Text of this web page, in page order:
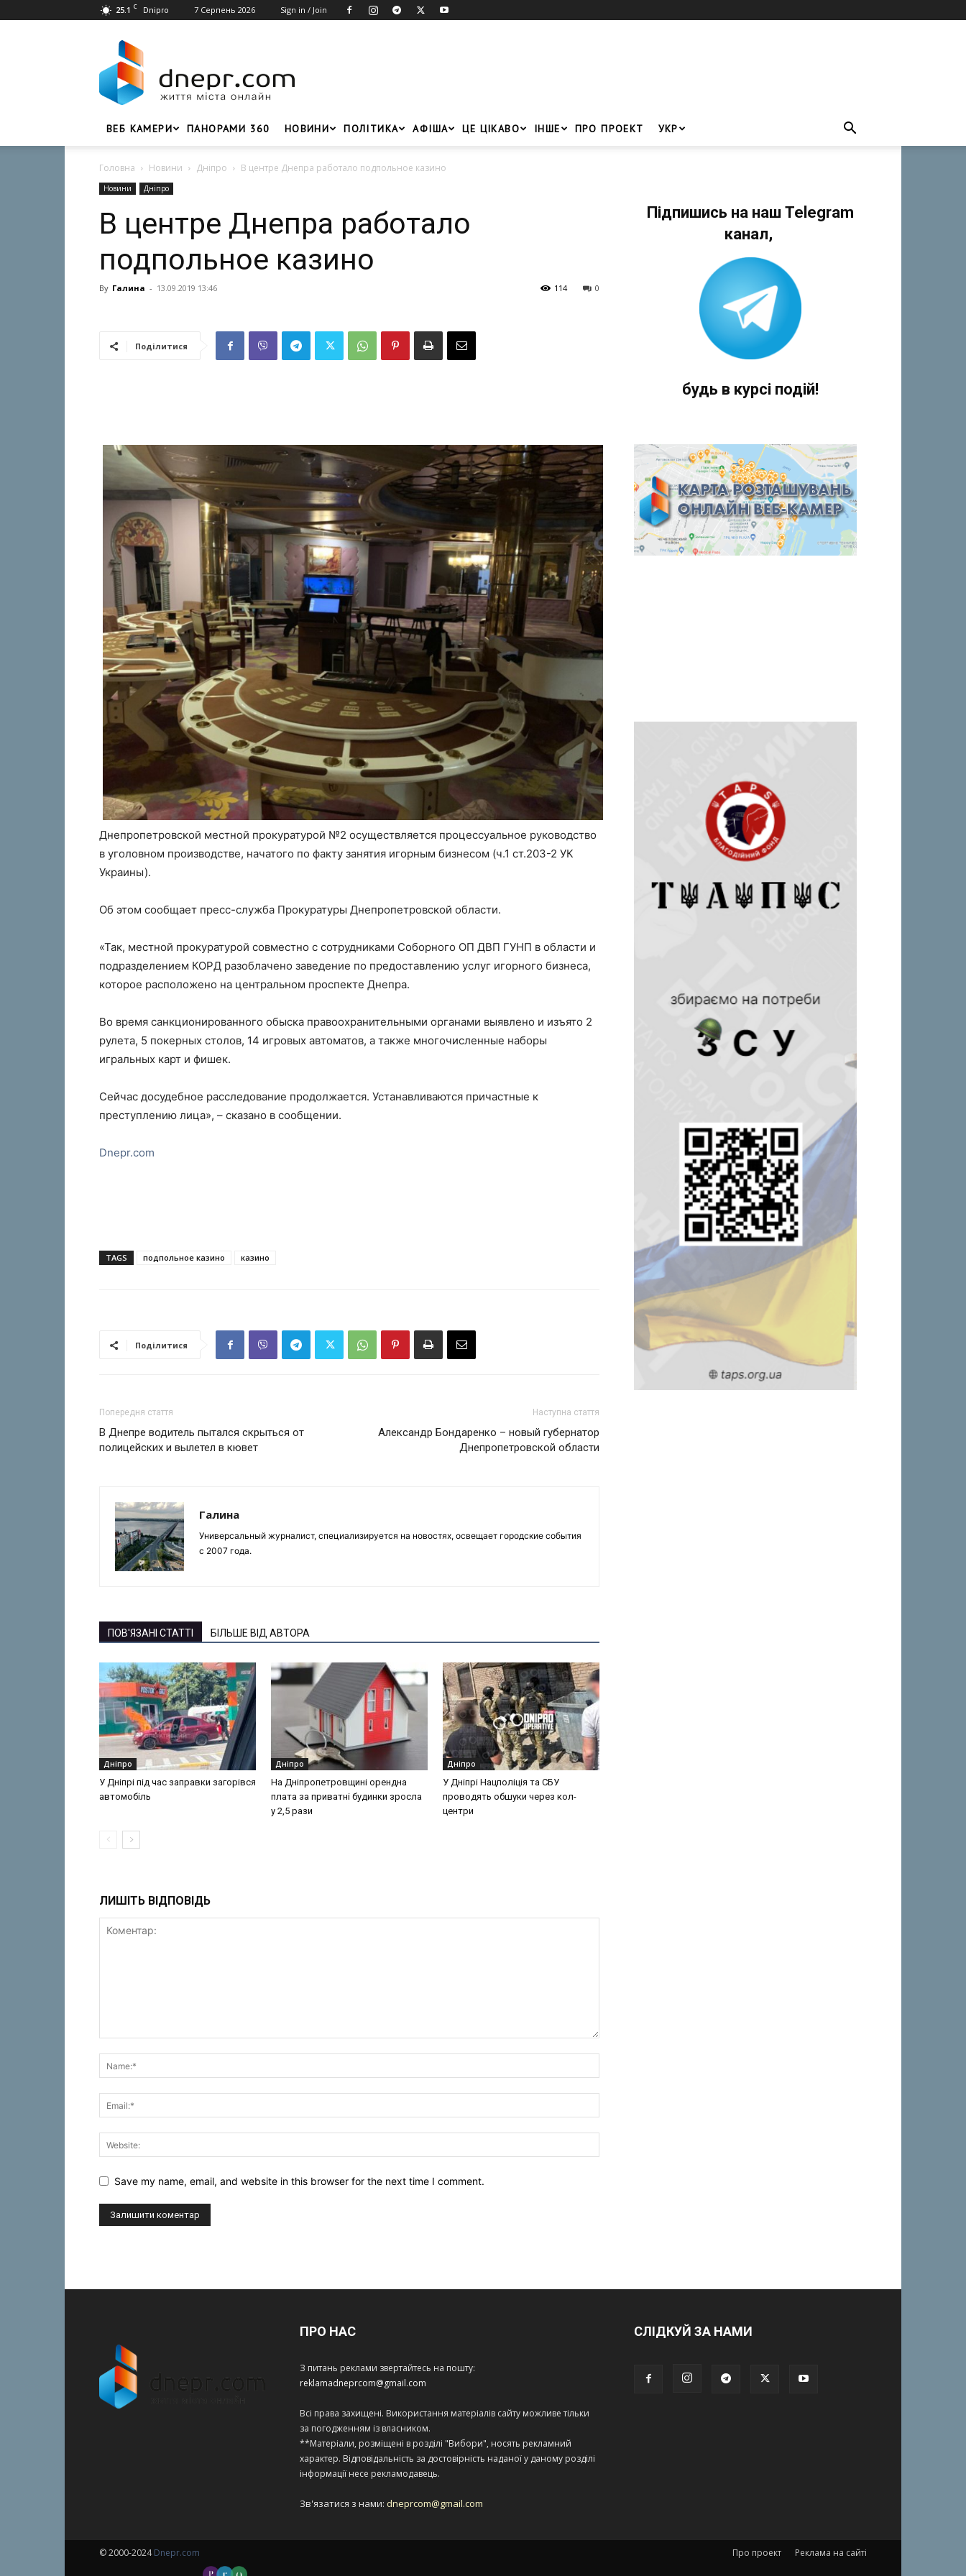
25.1 C Dnipro 7 Серпень 2026 Sign in / Join
Головний
портал
Дніпра
ВЕБ КАМЕРИ ПАНОРАМИ 360 НОВИНИ ПОЛІТИКА АФІША ЦЕ ЦІКАВО ІНШЕ ПРО ПРОЕКТ УКР
Головна Новини Дніпро В центре Днепра работало подпольное казино
Новини Дніпро
В центре Днепра работало
подпольное казино
By Галина - 13.09.2019 13:46 0
114
Поділитися
Днепропетровской местной прокуратурой №2 осуществляется процессуальное руководство
в уголовном производстве, начатого по факту занятия игорным бизнесом (ч.1 ст.203-2 УК
Украины).
Об этом сообщает пресс-служба Прокуратуры Днепропетровской области.
«Так, местной прокуратурой совместно с сотрудниками Соборного ОП ДВП ГУНП в области и
подразделением КОРД разоблачено заведение по предоставлению услуг игорного бизнеса,
которое расположено на центральном проспекте Днепра.
Во время санкционированного обыска правоохранительными органами выявлено и изъято 2
рулета, 5 покерных столов, 14 игровых автоматов, а также многочисленные наборы
игральных карт и фишек.
Сейчас досудебное расследование продолжается. Устанавливаются причастные к
преступлению лица», – сказано в сообщении.
Dnepr.com
TAGS подпольное казино казино
Поділитися
Попередня стаття
В Днепре водитель пытался скрыться от
полицейских и вылетел в кювет
Наступна стаття
Александр Бондаренко – новый губернатор
Днепропетровской области
Галина
Универсальный журналист, специализируется на новостях, освещает городские события
с 2007 года.
ПОВ'ЯЗАНІ СТАТТІ БІЛЬШЕ ВІД АВТОРА
Дніпро
У Дніпрі під час заправки загорівся
автомобіль
Дніпро
На Дніпропетровщині орендна
плата за приватні будинки зросла
у 2,5 рази
Дніпро
У Дніпрі Нацполіція та СБУ
проводять обшуки через кол-
центри
ЛИШІТЬ ВІДПОВІДЬ
Save my name, email, and website in this browser for the next time I comment.
Підпишись на наш Telegram
канал,
будь в курсі подій!
ПРО НАС
З питань реклами звертайтесь на пошту:
reklamadneprcom@gmail.com
Всі права захищені. Використання матеріалів сайту можливе тільки
за погодженням із власником.
**Матеріали, розміщені в розділі "Вибори", носять рекламний
характер. Відповідальність за достовірність наданої у даному розділі
інформації несе рекламодавець.
Зв'язатися з нами: dneprcom@gmail.com
СЛІДКУЙ ЗА НАМИ
Про проект Реклама на сайті
© 2000-2024Dnepr.com